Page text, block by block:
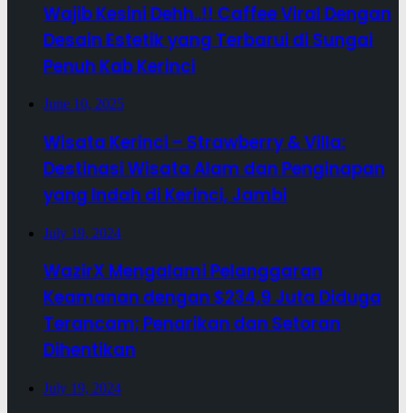
Wajib Kesini Dehh..!! Caffee Viral Dengan
Desain Estetik yang Terbarui di Sungai
Penuh Kab Kerinci
June 10, 2025
Wisata Kerinci – Strawberry & Villa:
Destinasi Wisata Alam dan Penginapan
yang Indah di Kerinci, Jambi
July 19, 2024
WazirX Mengalami Pelanggaran
Keamanan dengan $234,9 Juta Diduga
Terancam; Penarikan dan Setoran
Dihentikan
July 19, 2024